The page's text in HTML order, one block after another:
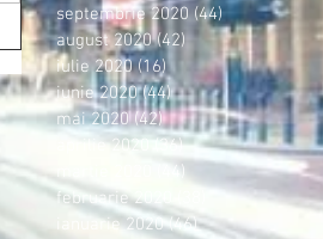
septembrie 2020 (44)44 postări
august 2020 (42)42 postări
iulie 2020 (16)16 postări
iunie 2020 (44)44 postări
mai 2020 (42)42 postări
aprilie 2020 (36)36 postări
martie 2020
(44) 44 postări
februarie 2020
38 postări
ianuarie 2020 (46)46 postări